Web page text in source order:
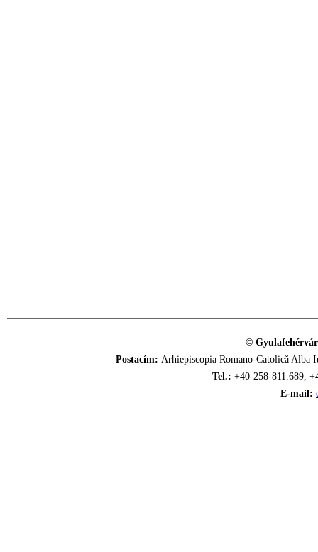
©
Postacím: Arhiepiscopia Romano-Catolică
Tel.: +40-258-811.689,
E-mail: